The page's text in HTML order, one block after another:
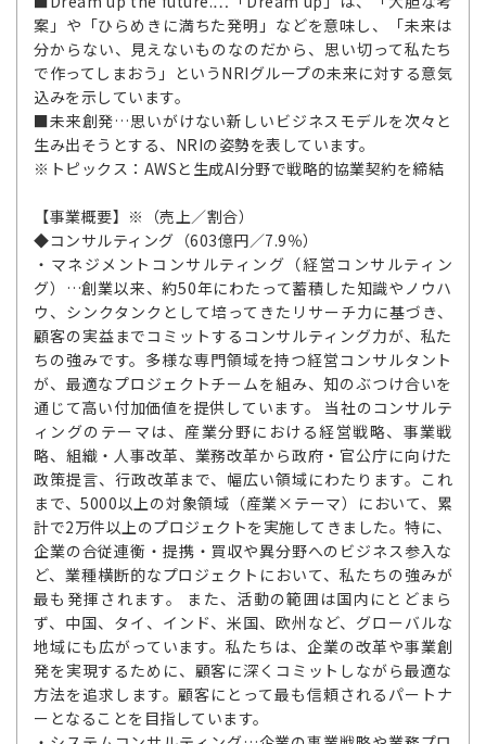
案」や「ひらめきに満ちた発明」などを意味し、「未来は
分からない、見えないものなのだから、思い切って私たち
で作ってしまおう」というNRIグループの未来に対する意気
込みを示しています。
■未来創発…思いがけない新しいビジネスモデルを次々と
生み出そうとする、NRIの姿勢を表しています。
※トピックス：AWSと生成AI分野で戦略的協業契約を締結
【事業概要】※（売上／割合）
◆コンサルティング（603億円／7.9％）
・マネジメントコンサルティング（経営コンサルティン
グ）…創業以来、約50年にわたって蓄積した知識やノウハ
ウ、シンクタンクとして培ってきたリサーチ力に基づき、
顧客の実益までコミットするコンサルティング力が、私た
ちの強みです。多様な専門領域を持つ経営コンサルタント
が、最適なプロジェクトチームを組み、知のぶつけ合いを
通じて高い付加価値を提供しています。 当社のコンサルテ
ィングのテーマは、産業分野における経営戦略、事業戦
略、組織・人事改革、業務改革から政府・官公庁に向けた
政策提言、行政改革まで、幅広い領域にわたります。これ
まで、5000以上の対象領域（産業×テーマ）において、累
計で2万件以上のプロジェクトを実施してきました。特に、
企業の合従連衡・提携・買収や異分野へのビジネス参入な
ど、業種横断的なプロジェクトにおいて、私たちの強みが
最も発揮されます。 また、活動の範囲は国内にとどまら
ず、中国、タイ、インド、米国、欧州など、グローバルな
地域にも広がっています。私たちは、企業の改革や事業創
発を実現するために、顧客に深くコミットしながら最適な
方法を追求します。顧客にとって最も信頼されるパートナ
ーとなることを目指しています。